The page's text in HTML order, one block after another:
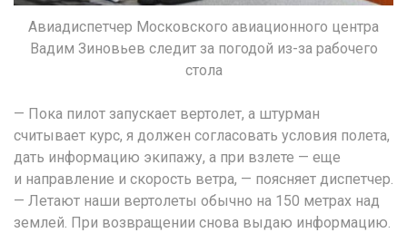
Авиадиспетчер Московского авиационного центра
Вадим Зиновьев следит за погодой из-за рабочего
стола
— Пока пилот запускает вертолет, а штурман
считывает курс, я должен согласовать условия полета,
дать информацию экипажу, а при взлете — еще
и направление и скорость ветра, — поясняет диспетчер.
— Летают наши вертолеты обычно на 150 метрах над
землей. При возвращении снова выдаю информацию.